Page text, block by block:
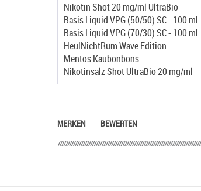
Nikotin Shot 20 mg/ml UltraBio
Basis Liquid VPG (50/50) SC - 100 ml
Basis Liquid VPG (70/30) SC - 100 ml
HeulNichtRum Wave Edition
Mentos Kaubonbons
Nikotinsalz Shot UltraBio 20 mg/ml
MERKEN
BEWERTEN